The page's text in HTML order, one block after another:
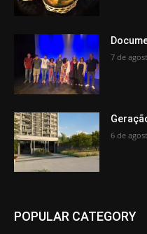
7 de
6 de
POPULAR CATEGORY